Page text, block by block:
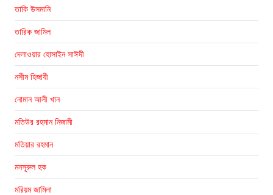
তাকি উসমানি
তারিক জামিল
দেলাওয়ার হোসাইন সাঈদী
নসীম হিজাযী
নোমান আলী খান
মতিউর রহমান নিজামী
মতিয়ার রহমান
মনসূরুল হক
মরিয়ম জামিলা